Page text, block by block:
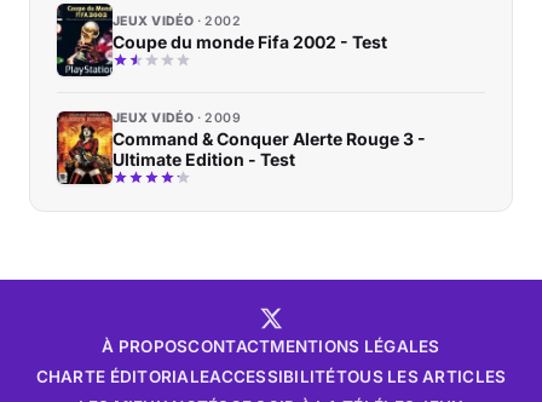
JEUX VIDÉO 2002
Coupe du monde Fifa 2002 - Test
JEUX VIDÉO 2009
Command & Conquer Alerte Rouge 3 -
Ultimate Edition - Test
À PROPOSCONTACTMENTIONS LÉGALES
CHARTE ÉDITORIALEACCESSIBILITÉTOUS LES ARTICLES